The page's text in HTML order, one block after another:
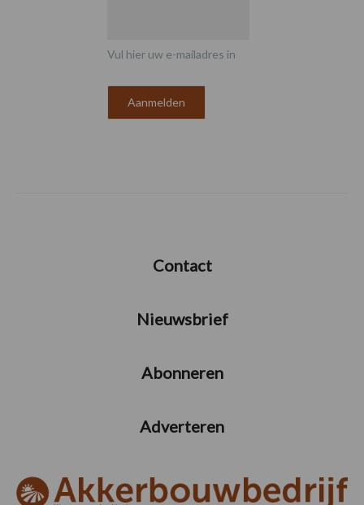
Vul hier uw e-mailadres in
Contact
Nieuwsbrief
Abonneren
Adverteren